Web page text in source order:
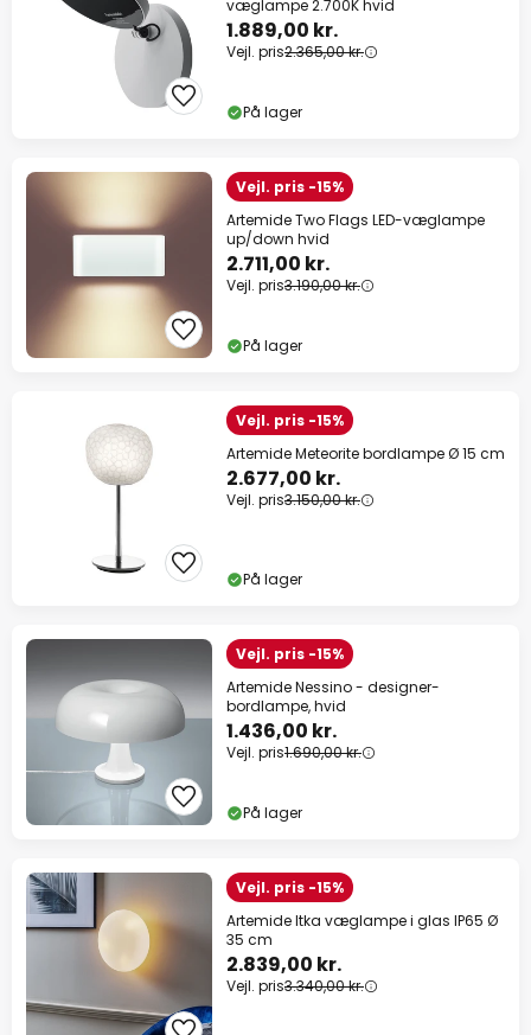
væglampe 2.700K hvid
1.889,00 kr.
Vejl. pris2.365,00 kr.
På lager
Vejl. pris -15%
Artemide Two Flags LED-væglampe
up/down hvid
2.711,00 kr.
Vejl. pris3.190,00 kr.
På lager
Vejl. pris -15%
Artemide Meteorite bordlampe Ø 15 cm
2.677,00 kr.
Vejl. pris3.150,00 kr.
På lager
Vejl. pris -15%
Artemide Nessino - designer-
bordlampe, hvid
1.436,00 kr.
Vejl. pris1.690,00 kr.
På lager
Vejl. pris -15%
Artemide Itka væglampe i glas IP65 Ø
35 cm
2.839,00 kr.
Vejl. pris3.340,00 kr.